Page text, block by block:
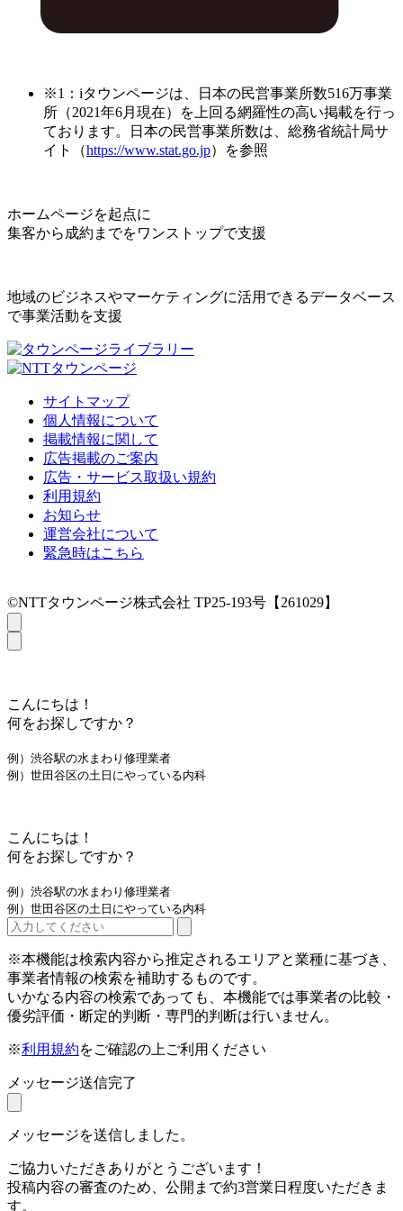
※1：iタウンページは、日本の民営事業所数516万事業
所（2021年6月現在）を上回る網羅性の高い掲載を行っ
ております。日本の民営事業所数は、総務省統計局サ
イト（https://www.stat.go.jp）を参照
ホームページを起点に
集客から成約までをワンストップで支援
地域のビジネスやマーケティングに活用できるデータベース
で事業活動を支援
サイトマップ
個人情報について
掲載情報に関して
広告掲載のご案内
広告・サービス取扱い規約
利用規約
お知らせ
運営会社について
緊急時はこちら
©NTTタウンページ株式会社 TP25-193号【261029】
こんにちは！
何をお探しですか？
例）渋谷駅の水まわり修理業者
例）世田谷区の土日にやっている内科
こんにちは！
何をお探しですか？
例）渋谷駅の水まわり修理業者
例）世田谷区の土日にやっている内科
※本機能は検索内容から推定されるエリアと業種に基づき、
事業者情報の検索を補助するものです。
いかなる内容の検索であっても、本機能では事業者の比較・
優劣評価・断定的判断・専門的判断は行いません。
※利用規約をご確認の上ご利用ください
メッセージ送信完了
メッセージを送信しました。
ご協力いただきありがとうございます！
投稿内容の審査のため、公開まで約3営業日程度いただきま
す。